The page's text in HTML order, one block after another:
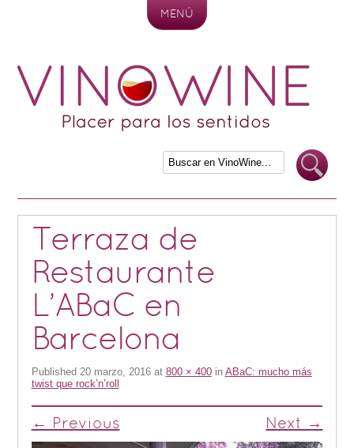
MENÚ
Terraza de
Restaurante
L’ABaC en
Barcelona
Published 20 marzo, 2016at 800 × 400in ABaC: mucho más
twist que rock’n’roll
← Previous Next →